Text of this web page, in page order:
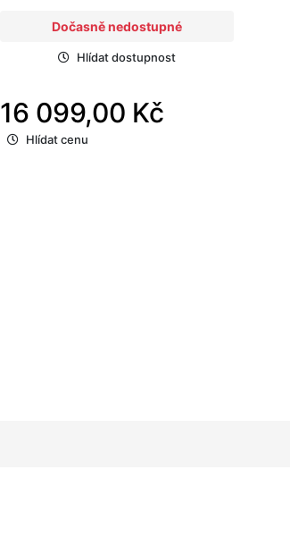
Dočasně nedostupné
Hlídat dostupnost
16 099,00 Kč
Hlídat cenu